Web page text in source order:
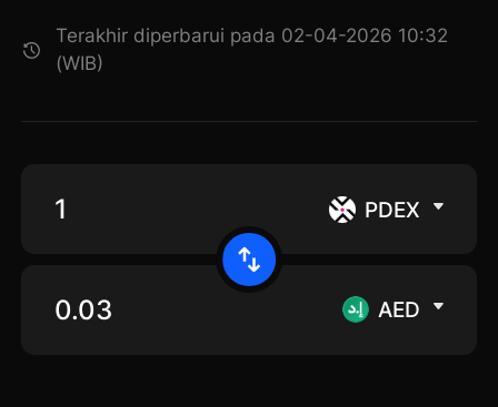
Terakhir diperbarui pada 02-04-2026 10:32
(WIB)
PDEX
AED